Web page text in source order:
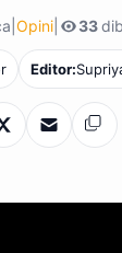
Opini| 33
Editor:
X EmailSalin